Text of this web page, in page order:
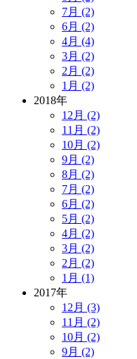
7月 (2)
6月 (2)
4月 (4)
3月 (2)
2月 (2)
1月 (2)
2018年
12月 (2)
11月 (2)
10月 (2)
9月 (2)
8月 (2)
7月 (2)
6月 (2)
5月 (2)
4月 (2)
3月 (2)
2月 (2)
1月 (1)
2017年
12月 (3)
11月 (2)
10月 (2)
9月 (2)